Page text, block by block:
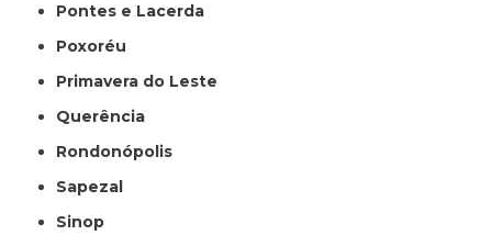
Pontes e Lacerda
Poxoréu
Primavera do Leste
Querência
Rondonópolis
Sapezal
Sinop